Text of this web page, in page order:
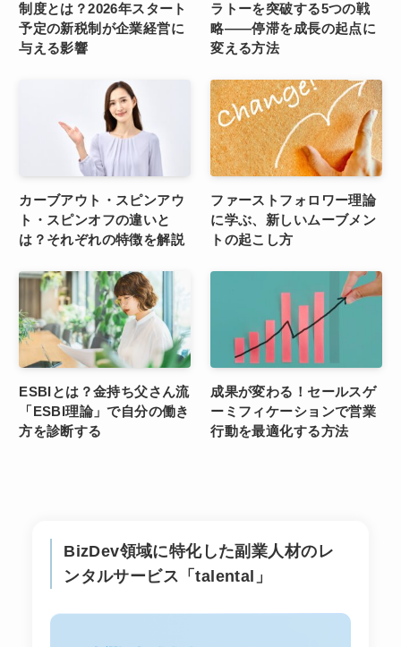
制度とは？2026年スタート
予定の新税制が企業経営に
与える影響
ラトーを突破する5つの戦
略——停滞を成長の起点に
変える方法
カーブアウト・スピンアウ
ト・スピンオフの違いと
は？それぞれの特徴を解説
ファーストフォロワー理論
に学ぶ、新しいムーブメン
トの起こし方
ESBIとは？金持ち父さん流
「ESBI理論」で自分の働き
方を診断する
成果が変わる！セールスゲ
ーミフィケーションで営業
行動を最適化する方法
BizDev領域に特化した副業人材のレ
ンタルサービス「talental」